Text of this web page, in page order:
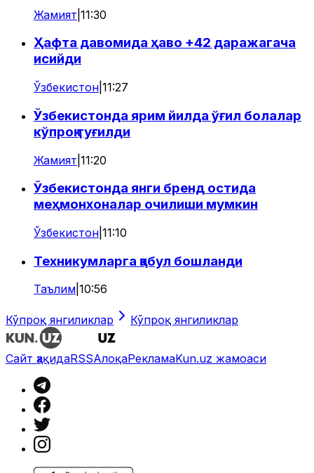
Жамият 11:30
Ҳафта давомида ҳаво +42 даражагача
исийди
Ўзбекистон 11:27
Ўзбекистонда ярим йилда ўғил болалар
кўпроқ туғилди
Жамият 11:20
Ўзбекистонда янги бренд остида
меҳмонхоналар очилиши мумкин
Ўзбекистон 11:10
Техникумларга қабул бошланди
Таълим 10:56
Кўпроқ янгиликлар Кўпроқ янгиликлар
Сайт ҳақидаRSSАлоқаРекламаKun.uz жамоаси